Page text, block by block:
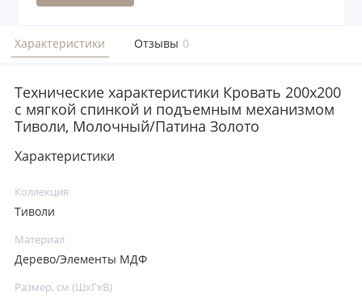
Характеристики Отзывы 0
Технические характеристики Кровать 200x200
с мягкой спинкой и подъемным механизмом
Тиволи, Молочный/Патина Золото
Характеристики
Коллекция
Тиволи
Материал
Дерево/Элементы МДФ
Размер, см (ШхГхВ)